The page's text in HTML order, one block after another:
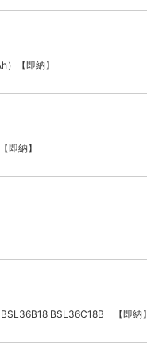
）【即納】
即納】
BSL36C18B 【即納】